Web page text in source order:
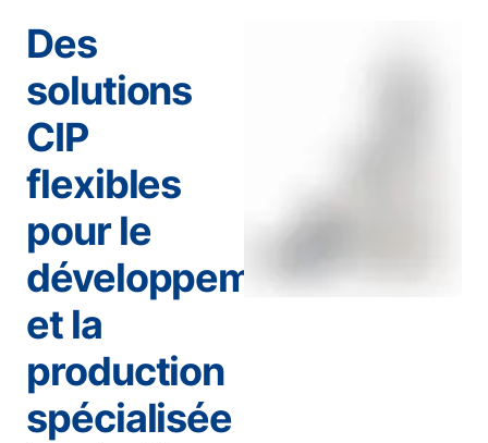
Des
solutions
CIP
flexibles
pour le
développement
et la
production
spécialisée